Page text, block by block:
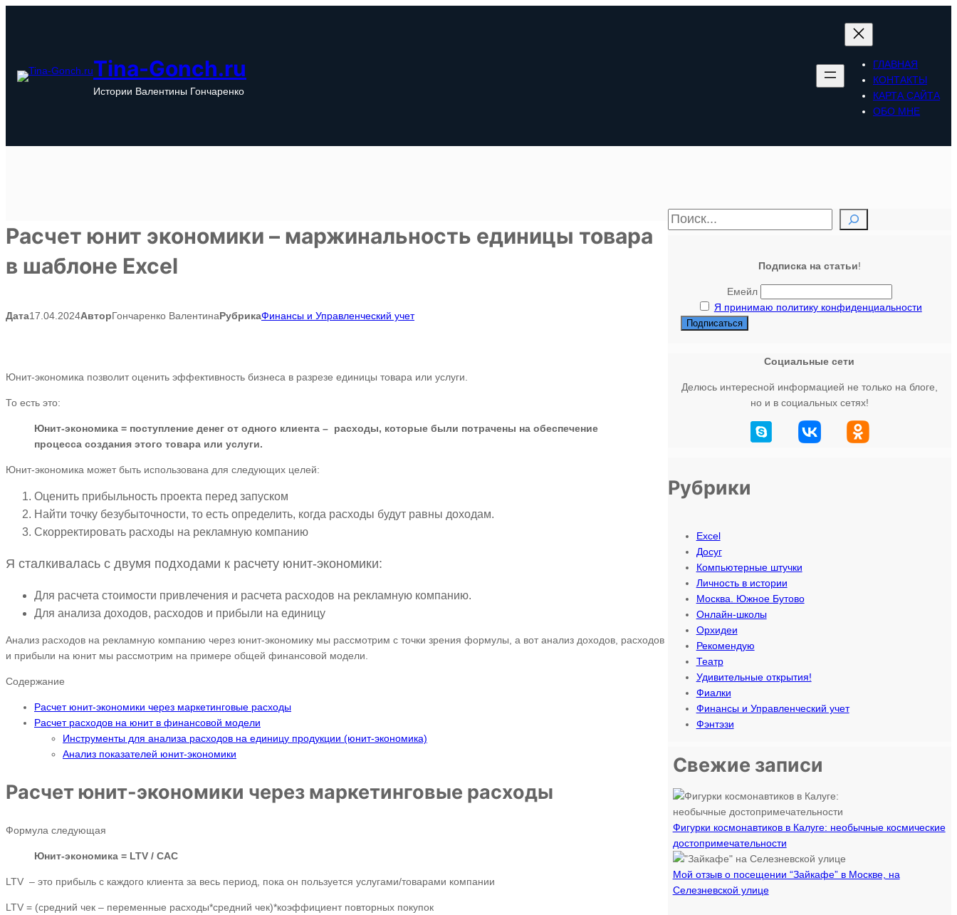
Tina-Gonch.ru
Истории Валентины Гончаренко
ГЛАВНАЯ
КОНТАКТЫ
КАРТА САЙТА
ОБО МНЕ
Расчет юнит экономики – маржинальность единицы товара
в шаблоне Excel
Дата17.04.2024АвторГончаренко ВалентинаРубрикаФинансы и Управленческий учет
Юнит-экономика позволит оценить эффективность бизнеса в разрезе единицы товара или услуги.
То есть это:
Юнит-экономика = поступление денег от одного клиента – расходы, которые были потрачены на обеспечение
процесса создания этого товара или услуги.
Юнит-экономика может быть использована для следующих целей:
Оценить прибыльность проекта перед запуском
Найти точку безубыточности, то есть определить, когда расходы будут равны доходам.
Скорректировать расходы на рекламную компанию
Я сталкивалась с двумя подходами к расчету юнит-экономики:
Для расчета стоимости привлечения и расчета расходов на рекламную компанию.
Для анализа доходов, расходов и прибыли на единицу
Анализ расходов на рекламную компанию через юнит-экономику мы рассмотрим с точки зрения формулы, а вот анализ доходов, расходов
и прибыли на юнит мы рассмотрим на примере общей финансовой модели.
Содержание
Расчет юнит-экономики через маркетинговые расходы
Расчет расходов на юнит в финансовой модели
Инструменты для анализа расходов на единицу продукции (юнит-экономика)
Анализ показателей юнит-экономики
Расчет юнит-экономики через маркетинговые расходы
Формула следующая
Юнит-экономика = LTV / CAC
LTV – это прибыль с каждого клиента за весь период, пока он пользуется услугами/товарами компании
LTV = (средний чек – переменные расходы*средний чек)*коэффициент повторных покупок
П
Подписка на статьи!
Емейл
Я принимаю политику конфиденциальности
Социальные сети
Делюсь интересной информацией не только на блоге,
но и в социальных сетях!
Рубрики
Excel
Досуг
Компьютерные штучки
Личность в истории
Москва. Южное Бутово
Онлайн-школы
Орхидеи
Рекомендую
Театр
Удивительные открытия!
Фиалки
Финансы и Управленческий учет
Фэнтэзи
Свежие записи
Фигурки космонавтиков в Калуге: необычные космические
достопримечательности
Мой отзыв о посещении “Зайкафе” в Москве, на
Селезневской улице